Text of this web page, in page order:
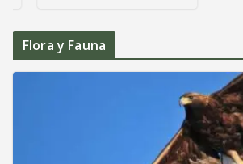
Flora y Fauna